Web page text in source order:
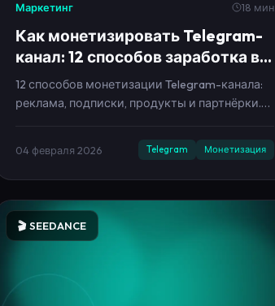
Маркетинг 18 мин
Как монетизировать Telegram-
канал: 12 способов заработка в
2026
12 способов монетизации Telegram-канала:
реклама, подписки, продукты и партнёрки.
04 февраля 2026 Telegram Монетизация
🎬 SEEDANCE